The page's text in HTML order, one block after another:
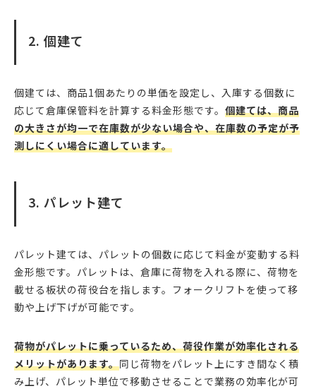
2. 個建て
個建ては、商品1個あたりの単価を設定し、入庫する個数に
応じて倉庫保管料を計算する料金形態です。 個建ては、商品
の大きさが均一で在庫数が少ない場合や、在庫数の予定が予
測しにくい場合に適しています。
3. パレット建て
パレット建ては、パレットの個数に応じて料金が変動する料
金形態です。パレットは、倉庫に荷物を入れる際に、荷物を
載せる板状の荷役台を指します。フォークリフトを使って移
動や上げ下げが可能です。
荷物がパレットに乗っているため、荷役作業が効率化される
メリットがあります。同じ荷物をパレット上にすき間なく積
み上げ、パレット単位で移動させることで業務の効率化が可